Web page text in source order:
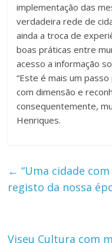
implementação das
verdadeira rede de
ainda a troca de
boas práticas entre
acesso a informação
“Este é mais um
com dimensão e
consequentemente,
Henriques.
← “Uma cidade
registo da nossa
Viseu Cultura com